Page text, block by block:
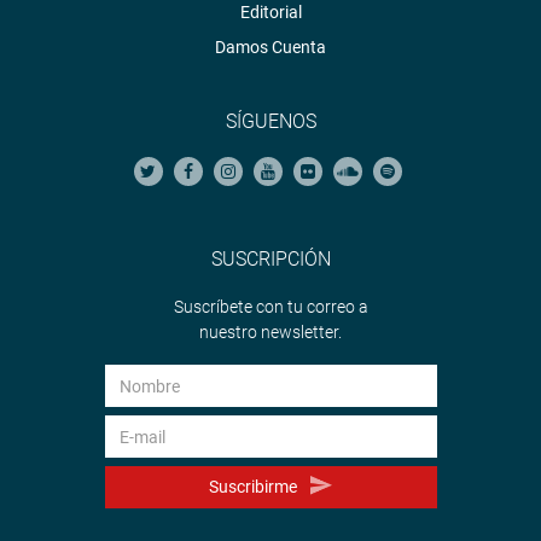
Formación académica: 18
Labor de investigación en materia jurídica: 6
Experiencia profesional: 35
-María del Pilar Dolores Tello Leyva
Formación académica: 12
Experiencia profesional: 35
Labor de investigación en materia jurídica: 12
Editorial
Damos Cuenta
SÍGUENOS
SUSCRIPCIÓN
Suscríbete con tu correo a
nuestro newsletter.
Suscribirme